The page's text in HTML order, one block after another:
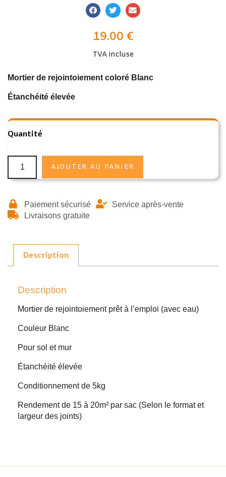
19.00 €
TVA incluse
Mortier de rejointoiement coloré Blanc
Étanchéité élevée
Quantité
AJOUTER AU PANIER
Paiement sécurisé
Service après-vente
Livraisons gratuite
Description
Description
Mortier de rejointoiement prêt à l’emploi (avec eau)
Couleur Blanc
Pour sol et mur
Étanchéité élevée
Conditionnement de 5kg
Rendement de 15 à 20m² par sac (Selon le format et
largeur des joints)